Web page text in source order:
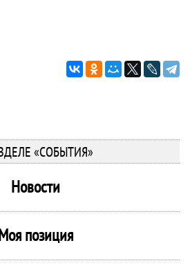
«СОБЫТИЯ»
Новости
позиция